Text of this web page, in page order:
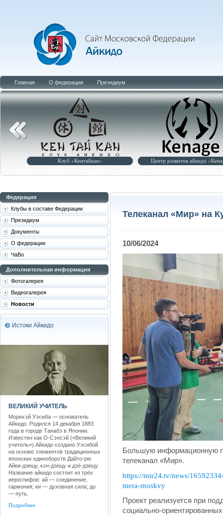
Главная О федерации Президиум
Клуб «Кентайкан» Центр развития айкидо
Федерация
Клубы в составе Федерации
Президиум
Документы
О федерации
ЧаВо
Дополнительная информация
Фотогалерея
Видеогалерея
Новости
Истоки Айкидо
ВЕЛИКИЙ УЧИТЕЛЬ
Морихэй Уэсиба — основатель
Айкидо. Родился 14 декабря 1883
года в городе Танабэ в Японии.
Известен как О-Сэнсэй («Великий
учитель»).Айкидо создано Уэсибой
на основе элементов традиционных
японских единоборств Дайто-рю
Айки-дзюцу, кэн-дзюцу и дзё-дзюцу.
Название айкидо состоит из трёх
иероглифов: ай — соединение,
гармония; ки — духовная сила; до
— путь.
Подробнее
Телеканал «Мир» на
10/06/2024
Большую информационную
телеканал «Мир».
https://mir24.tv/news/
mera-moskvy
Проект реализуется при
социально-